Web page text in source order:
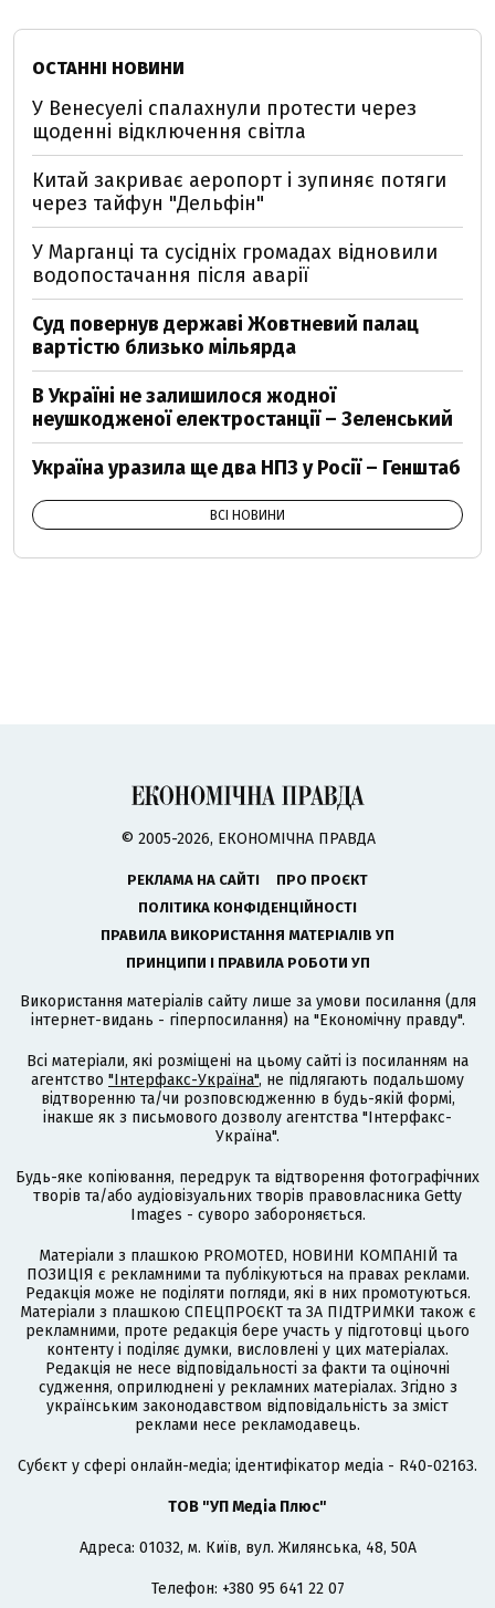
ОСТАННІ НОВИНИ
У Венесуелі спалахнули протести через
щоденні відключення світла
Китай закриває аеропорт і зупиняє потяги
через тайфун "Дельфін"
У Марганці та сусідніх громадах відновили
водопостачання після аварії
Суд повернув державі Жовтневий палац
вартістю близько мільярда
В Україні не залишилося жодної
неушкодженої електростанції – Зеленський
Україна уразила ще два НПЗ у Росії – Генштаб
ВСІ НОВИНИ
© 2005-2026, ЕКОНОМІЧНА ПРАВДА
РЕКЛАМА НА САЙТІ
ПРО ПРОЄКТ
ПОЛІТИКА КОНФІДЕНЦІЙНОСТІ
ПРАВИЛА ВИКОРИСТАННЯ МАТЕРІАЛІВ УП
ПРИНЦИПИ І ПРАВИЛА РОБОТИ УП
Використання матеріалів сайту лише за умови посилання (для
інтернет-видань - гіперпосилання) на "Економічну правду".
Всі матеріали, які розміщені на цьому сайті із посиланням на
агентство "Інтерфакс-Україна", не підлягають подальшому
відтворенню та/чи розповсюдженню в будь-якій формі,
інакше як з письмового дозволу агентства "Інтерфакс-
Україна".
Будь-яке копіювання, передрук та відтворення фотографічних
творів та/або аудіовізуальних творів правовласника Getty
Images - суворо забороняється.
Матеріали з плашкою PROMOTED, НОВИНИ КОМПАНІЙ та
ПОЗИЦІЯ є рекламними та публікуються на правах реклами.
Редакція може не поділяти погляди, які в них промотуються.
Матеріали з плашкою СПЕЦПРОЄКТ та ЗА ПІДТРИМКИ також є
рекламними, проте редакція бере участь у підготовці цього
контенту і поділяє думки, висловлені у цих матеріалах.
Редакція не несе відповідальності за факти та оціночні
судження, оприлюднені у рекламних матеріалах. Згідно з
українським законодавством відповідальність за зміст
реклами несе рекламодавець.
Cубєкт у сфері онлайн-медіа; ідентифікатор медіа - R40-02163.
ТОВ "УП Медіа Плюс"
Адреса: 01032, м. Київ, вул. Жилянська, 48, 50А
Телефон: +380 95 641 22 07